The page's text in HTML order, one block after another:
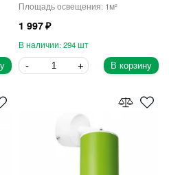
1
1 997
294
В корзину